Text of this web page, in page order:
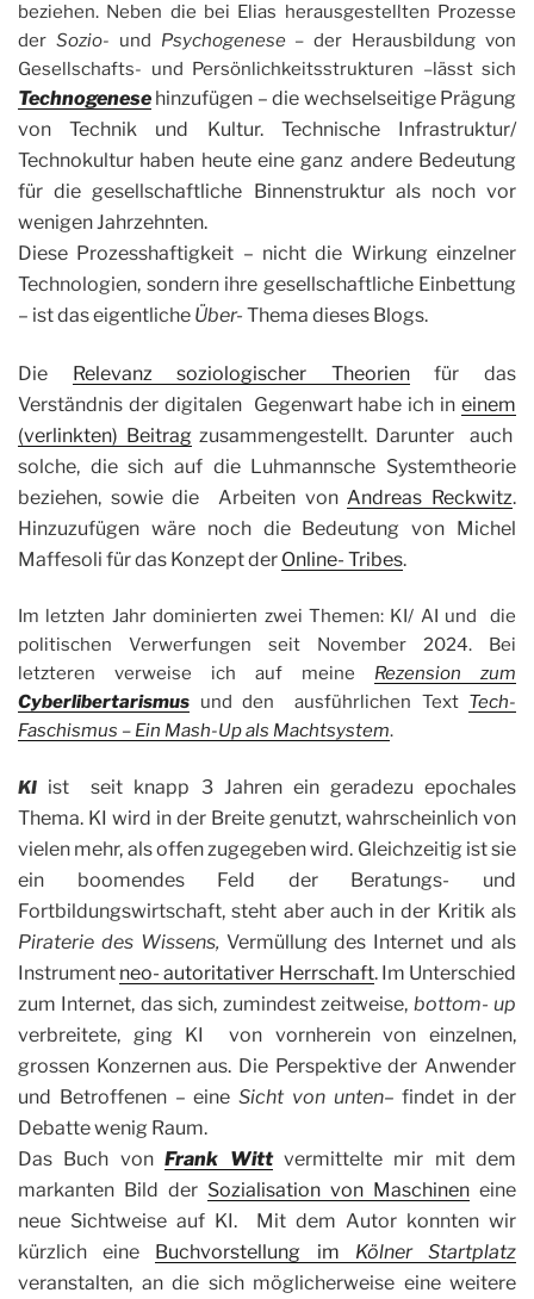
beziehen. Neben die bei Elias herausgestellten Prozesse
der Sozio- und Psychogenese –der Herausbildung von
Gesellschafts- und Persönlichkeitsstrukturen –lässt sich
Technogenese hinzufügen – die wechselseitige Prägung
von Technik und Kultur. Technische Infrastruktur/
Technokultur haben heute eine ganz andere Bedeutung
für die gesellschaftliche Binnenstruktur als noch vor
wenigen Jahrzehnten.
Diese Prozesshaftigkeit – nicht die Wirkung einzelner
Technologien, sondern ihre gesellschaftliche Einbettung
– ist das eigentliche Über- Thema dieses Blogs.
Die Relevanz soziologischer Theorien
für das
Verständnis der digitalen Gegenwart habe ich in einem
(verlinkten) Beitragzusammengestellt. Darunter auch
solche, die sich auf die Luhmannsche Systemtheorie
beziehen, sowie die Arbeiten von Andreas Reckwitz.
Hinzuzufügen wäre noch die Bedeutung von Michel
Maffesoli für das Konzept der Online- Tribes.
Im letzten Jahr dominierten zwei Themen: KI/ AI und die
politischen Verwerfungen seit November 2024. Bei
letzteren verweise ich auf meine Rezension zum
Cyberlibertarismus und den ausführlichen Text Tech-
Faschismus – Ein Mash-Up als Machtsystem.
KI ist seit knapp 3 Jahren ein geradezu epochales
Thema. KI wird in der Breite genutzt, wahrscheinlich von
vielen mehr, als offen zugegeben wird. Gleichzeitig ist sie
ein boomendes Feld der Beratungs- und
Fortbildungswirtschaft, steht aber auch in der Kritik als
Piraterie des Wissens, Vermüllung des Internet und als
Instrument neo- autoritativer Herrschaft. Im Unterschied
zum Internet, das sich, zumindest zeitweise, bottom- up
verbreitete, ging KI von vornherein von einzelnen,
grossen Konzernen aus. Die Perspektive der Anwender
und Betroffenen – eine Sicht von unten– findet in der
Debatte wenig Raum.
Das Buch vonFrank Wittvermittelte mir mit dem
markanten Bild der Sozialisation von Maschinen eine
neue Sichtweise auf KI. Mit dem Autor konnten wir
kürzlich eine Buchvorstellung im Kölner Startplatz
veranstalten, an die sich möglicherweise eine weitere